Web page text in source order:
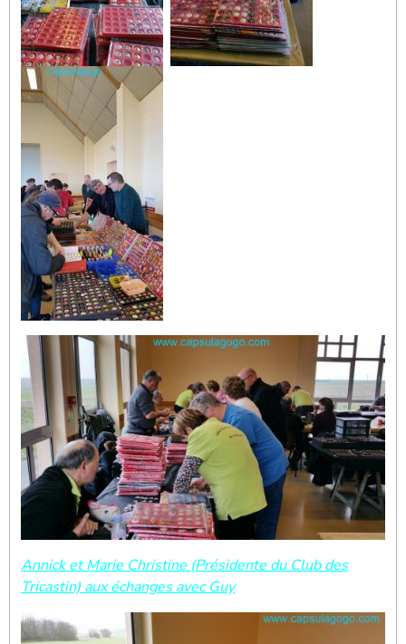
Annick et Marie Christine (Présidente du Club des
Tricastin) aux échanges avec Guy